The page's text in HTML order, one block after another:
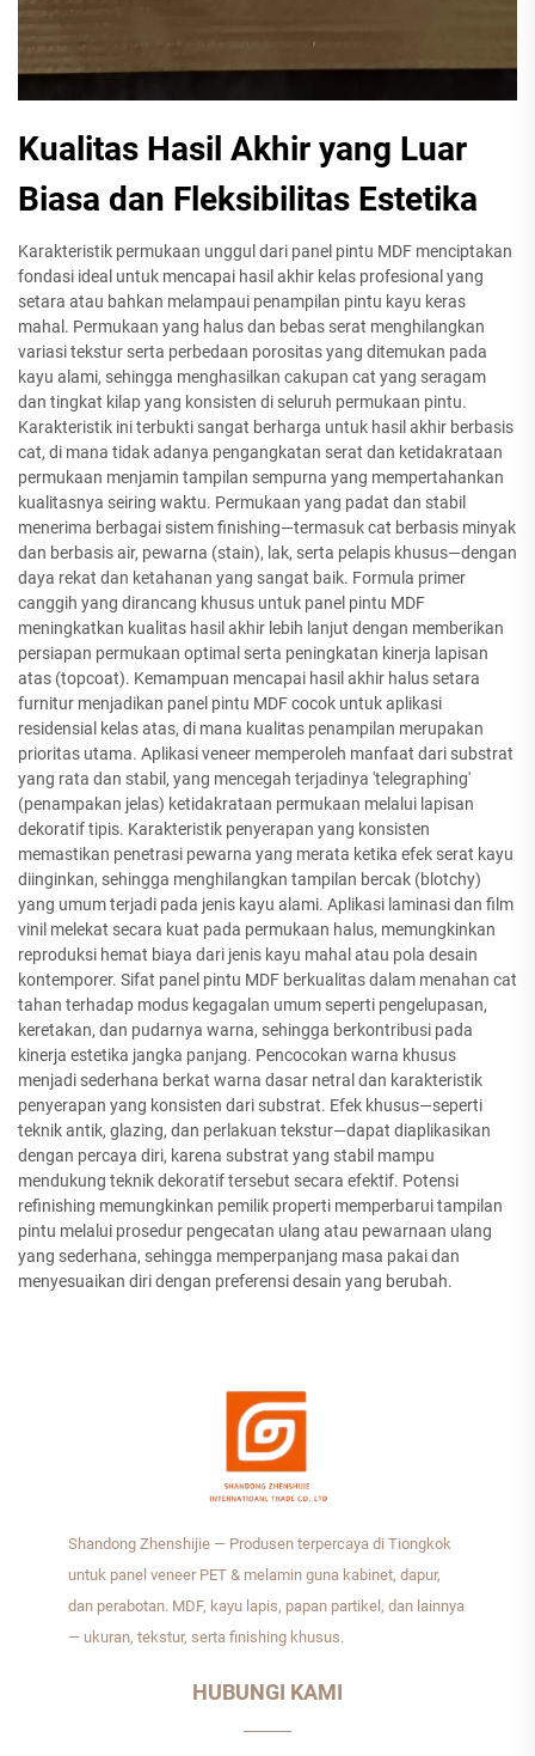
Kualitas Hasil Akhir yang Luar
Biasa dan Fleksibilitas Estetika
Karakteristik permukaan unggul dari panel pintu MDF menciptakan
fondasi ideal untuk mencapai hasil akhir kelas profesional yang
setara atau bahkan melampaui penampilan pintu kayu keras
mahal. Permukaan yang halus dan bebas serat menghilangkan
variasi tekstur serta perbedaan porositas yang ditemukan pada
kayu alami, sehingga menghasilkan cakupan cat yang seragam
dan tingkat kilap yang konsisten di seluruh permukaan pintu.
Karakteristik ini terbukti sangat berharga untuk hasil akhir berbasis
cat, di mana tidak adanya pengangkatan serat dan ketidakrataan
permukaan menjamin tampilan sempurna yang mempertahankan
kualitasnya seiring waktu. Permukaan yang padat dan stabil
menerima berbagai sistem finishing—termasuk cat berbasis minyak
dan berbasis air, pewarna (stain), lak, serta pelapis khusus—dengan
daya rekat dan ketahanan yang sangat baik. Formula primer
canggih yang dirancang khusus untuk panel pintu MDF
meningkatkan kualitas hasil akhir lebih lanjut dengan memberikan
persiapan permukaan optimal serta peningkatan kinerja lapisan
atas (topcoat). Kemampuan mencapai hasil akhir halus setara
furnitur menjadikan panel pintu MDF cocok untuk aplikasi
residensial kelas atas, di mana kualitas penampilan merupakan
prioritas utama. Aplikasi veneer memperoleh manfaat dari substrat
yang rata dan stabil, yang mencegah terjadinya 'telegraphing'
(penampakan jelas) ketidakrataan permukaan melalui lapisan
dekoratif tipis. Karakteristik penyerapan yang konsisten
memastikan penetrasi pewarna yang merata ketika efek serat kayu
diinginkan, sehingga menghilangkan tampilan bercak (blotchy)
yang umum terjadi pada jenis kayu alami. Aplikasi laminasi dan film
vinil melekat secara kuat pada permukaan halus, memungkinkan
reproduksi hemat biaya dari jenis kayu mahal atau pola desain
kontemporer. Sifat panel pintu MDF berkualitas dalam menahan cat
tahan terhadap modus kegagalan umum seperti pengelupasan,
keretakan, dan pudarnya warna, sehingga berkontribusi pada
kinerja estetika jangka panjang. Pencocokan warna khusus
menjadi sederhana berkat warna dasar netral dan karakteristik
penyerapan yang konsisten dari substrat. Efek khusus—seperti
teknik antik, glazing, dan perlakuan tekstur—dapat diaplikasikan
dengan percaya diri, karena substrat yang stabil mampu
mendukung teknik dekoratif tersebut secara efektif. Potensi
refinishing memungkinkan pemilik properti memperbarui tampilan
pintu melalui prosedur pengecatan ulang atau pewarnaan ulang
yang sederhana, sehingga memperpanjang masa pakai dan
menyesuaikan diri dengan preferensi desain yang berubah.
Shandong Zhenshijie — Produsen terpercaya di Tiongkok
untuk panel veneer PET & melamin guna kabinet, dapur,
dan perabotan. MDF, kayu lapis, papan partikel, dan lainnya
— ukuran, tekstur, serta finishing khusus.
HUBUNGI KAMI